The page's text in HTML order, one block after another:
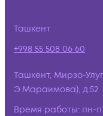
Ташкент
+998 55 508 06 60
Ташкент, Мирзо-
Э.Мараимова), д.52
Время работы: пн-